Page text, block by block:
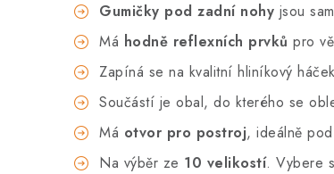
Gumičky pod zadní nohy jsou
Má hodně reflexních prvků pro
Zapíná se na kvalitní hliníkový
Součástí je obal, do kterého se
Má otvor pro postroj, ideálně
Na výběr ze 10 velikostí. Vybere